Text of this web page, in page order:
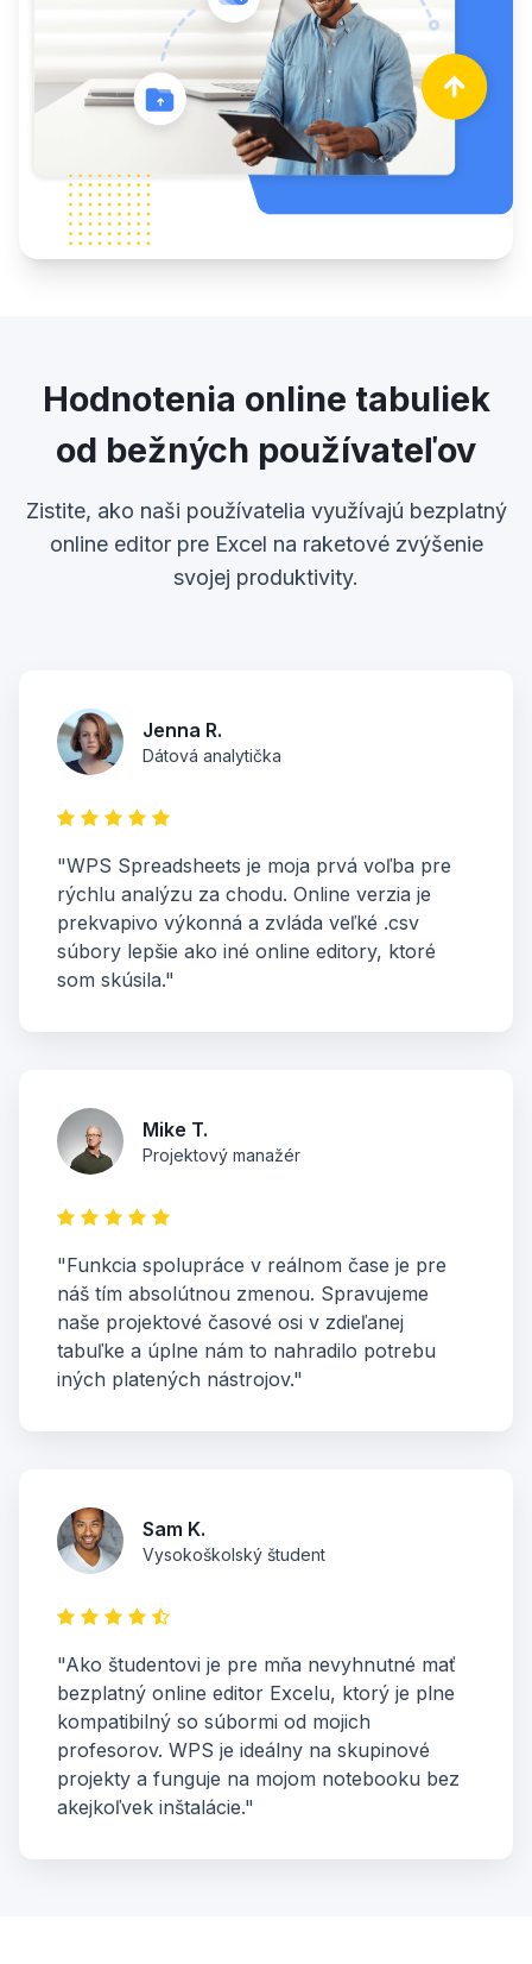
Hodnotenia online tabuliek
od bežných používateľov
Zistite, ako naši používatelia využívajú bezplatný
online editor pre Excel na raketové zvýšenie
svojej produktivity.
Jenna R.
Dátová analytička
"WPS Spreadsheets je moja prvá voľba pre
rýchlu analýzu za chodu. Online verzia je
prekvapivo výkonná a zvláda veľké .csv
súbory lepšie ako iné online editory, ktoré
som skúsila."
Mike T.
Projektový manažér
"Funkcia spolupráce v reálnom čase je pre
náš tím absolútnou zmenou. Spravujeme
naše projektové časové osi v zdieľanej
tabuľke a úplne nám to nahradilo potrebu
iných platených nástrojov."
Sam K.
Vysokoškolský študent
"Ako študentovi je pre mňa nevyhnutné mať
bezplatný online editor Excelu, ktorý je plne
kompatibilný so súbormi od mojich
profesorov. WPS je ideálny na skupinové
projekty a funguje na mojom notebooku bez
akejkoľvek inštalácie."